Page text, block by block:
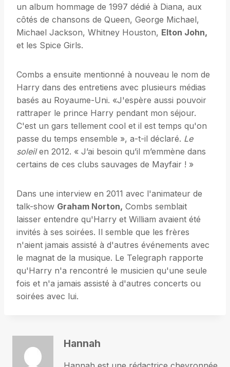
un album hommage de 1997 dédié à Diana, aux
côtés de chansons de Queen, George Michael,
Michael Jackson, Whitney Houston, Elton John,
et les Spice Girls.
Combs a ensuite mentionné à nouveau le nom de
Harry dans des entretiens avec plusieurs médias
basés au Royaume-Uni. «J'espère aussi pouvoir
rattraper le prince Harry pendant mon séjour.
C'est un gars tellement cool et il est temps qu'on
passe du temps ensemble », a-t-il déclaré. Le
soleilen 2012. « J’ai besoin qu’il m’emmène dans
certains de ces clubs sauvages de Mayfair ! »
Dans une interview en 2011 avec l'animateur de
talk-show Graham Norton, Combs semblait
laisser entendre qu'Harry et William avaient été
invités à ses soirées. Il semble que les frères
n'aient jamais assisté à d'autres événements avec
le magnat de la musique. Le Telegraph rapporte
qu'Harry n'a rencontré le musicien qu'une seule
fois et n'a jamais assisté à d'autres concerts ou
soirées avec lui.
Hannah